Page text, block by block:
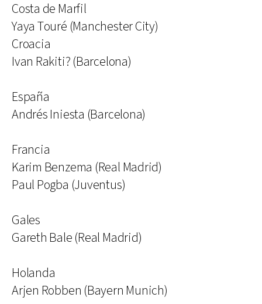
Costa de Marfil
Yaya Touré (Manchester City)
Croacia
Ivan Rakiti? (Barcelona)
España
Andrés Iniesta (Barcelona)
Francia
Karim Benzema (Real Madrid)
Paul Pogba (Juventus)
Gales
Gareth Bale (Real Madrid)
Holanda
Arjen Robben (Bayern Munich)